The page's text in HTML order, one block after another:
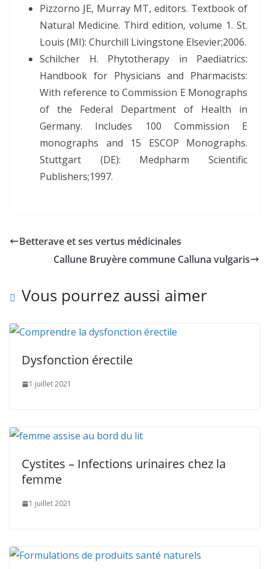
Pizzorno JE, Murray MT, editors. Textbook of
Natural Medicine. Third edition, volume 1. St.
Louis (MI): Churchill Livingstone Elsevier;2006.
Schilcher H. Phytotherapy in Paediatrics:
Handbook for Physicians and Pharmacists:
With reference to Commission E Monographs
of the Federal Department of Health in
Germany. Includes 100 Commission E
monographs and 15 ESCOP Monographs.
Stuttgart (DE): Medpharm Scientific
Publishers;1997.
Betterave et ses vertus médicinales
Callune Bruyère commune Calluna vulgaris
Vous pourrez aussi aimer
Dysfonction érectile
1 juillet 2021
Cystites – Infections urinaires chez la
femme
1 juillet 2021